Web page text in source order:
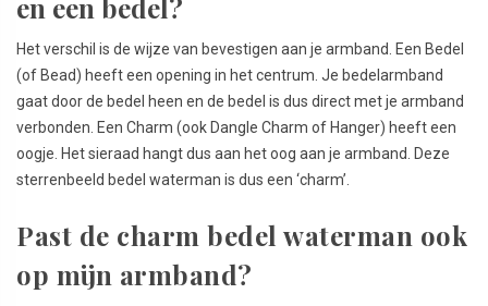
en een bedel?
Het verschil is de wijze van bevestigen aan je armband. Een Bedel
(of Bead) heeft een opening in het centrum. Je bedelarmband
gaat door de bedel heen en de bedel is dus direct met je armband
verbonden. Een Charm (ook Dangle Charm of Hanger) heeft een
oogje. Het sieraad hangt dus aan het oog aan je armband. Deze
sterrenbeeld bedel waterman is dus een ‘charm’.
Past de charm bedel waterman ook
op mijn armband?